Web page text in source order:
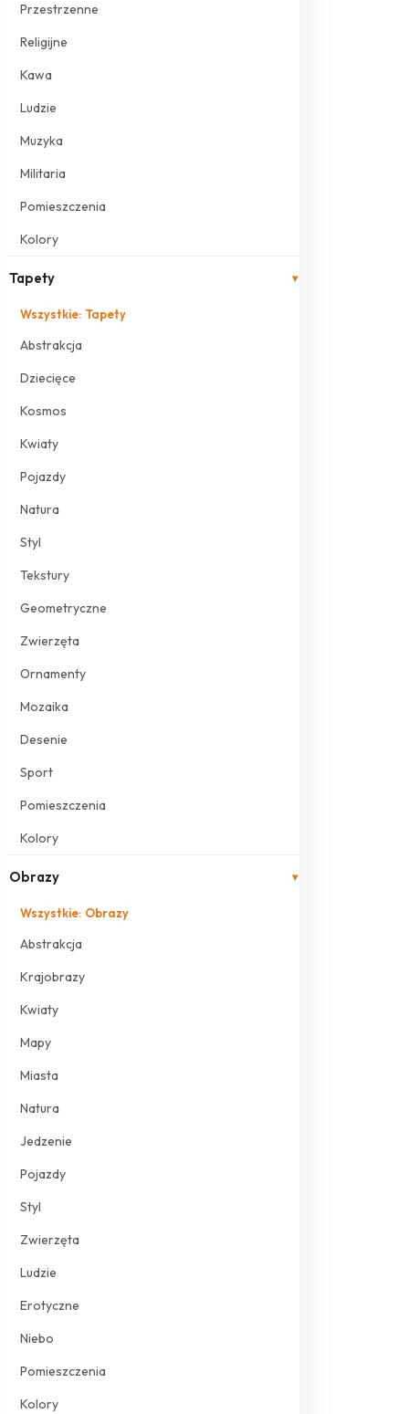
Przestrzenne
Religijne
Kawa
Ludzie
Muzyka
Militaria
Pomieszczenia
Kolory
Tapety ▾
Wszystkie: Tapety
Abstrakcja
Dziecięce
Kosmos
Kwiaty
Pojazdy
Natura
Styl
Tekstury
Geometryczne
Zwierzęta
Ornamenty
Mozaika
Desenie
Sport
Pomieszczenia
Kolory
Obrazy ▾
Wszystkie: Obrazy
Abstrakcja
Krajobrazy
Kwiaty
Mapy
Miasta
Natura
Jedzenie
Pojazdy
Styl
Zwierzęta
Ludzie
Erotyczne
Niebo
Pomieszczenia
Kolory